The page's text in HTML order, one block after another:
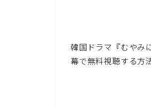
韓国ドラマ『むやみ
幕で無料視聴する方